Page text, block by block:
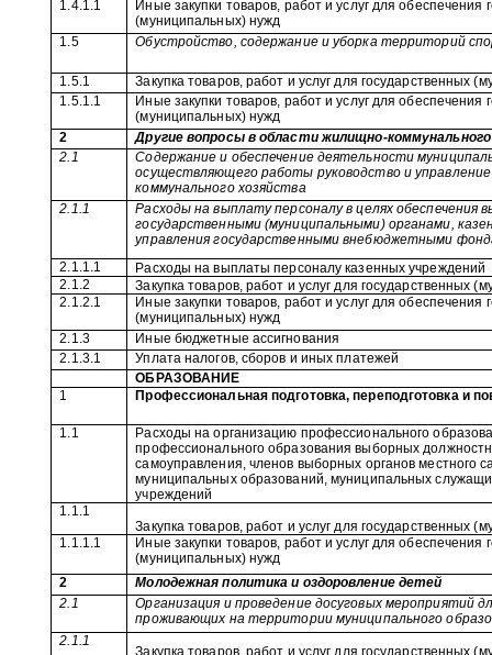
1.4.1.1
Иные закупки товаров, работ и услуг для обеспечения
(муниципальных) нужд
1.5
Обустройство, содержание и уборка территорий
1.5.1
Закупка товаров, работ и услуг для государственных
1.5.1.1
Иные закупки товаров, работ и услуг для обеспечения
(муниципальных) нужд
2
Другие вопросы в области жилищно-
2.1
Содержание и обеспечение деятельности
осуществляющего работы руководство и
коммунального хозяйства
2.1.1
Расходы на выплату персоналу в целях обеспечения
государственными (муниципальными) органами,
управления государственными внебюджетными
2.1.1.1
Расходы на выплаты персоналу казенных учреждений
2.1.2
Закупка товаров, работ и услуг для государственных
2.1.2.1
Иные закупки товаров, работ и услуг для обеспечения
(муниципальных) нужд
2.1.3
Иные бюджетные ассигнования
2.1.3.1
Уплата налогов, сборов и иных платежей
ОБРАЗОВАНИЕ
1
Профессиональная подготовка, переподготовка и
1.1
Расходы на организацию профессионального
профессионального образования выборных
самоуправления, членов выборных органов местного
муниципальных образований, муниципальных
учреждений
1.1.1
Закупка товаров, работ и услуг для государственных
1.1.1.1
Иные закупки товаров, работ и услуг для обеспечения
(муниципальных) нужд
2
Молодежная политика и оздоровление детей
2.1
Организация и проведение досуговых мероприятий
проживающих на территории муниципального
2.1.1
Закупка товаров, работ и услуг для государственных